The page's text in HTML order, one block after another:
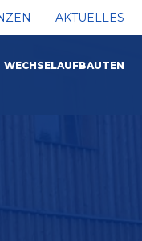
AKTUELLES
WECHSELAUFBAUTEN